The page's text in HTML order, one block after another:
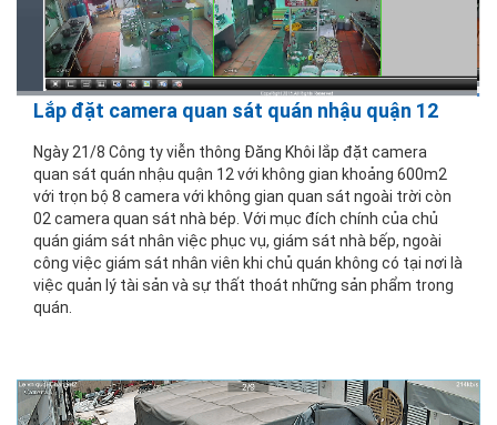
Lắp đặt camera quan sát quán nhậu quận 12
Ngày 21/8 Công ty viễn thông Đăng Khôi lắp đặt camera
quan sát quán nhậu quận 12 với không gian khoảng 600m2
với trọn bộ 8 camera với không gian quan sát ngoài trời còn
02 camera quan sát nhà bép. Với mục đích chính của chủ
quán giám sát nhân việc phục vụ, giám sát nhà bếp, ngoài
công việc giám sát nhân viên khi chủ quán không có tại nơi là
việc quản lý tài sản và sự thất thoát những sản phẩm trong
quán.